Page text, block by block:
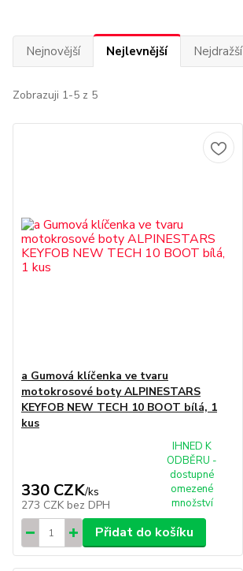
Nejnovější Nejlevnější Nejdražší
Zobrazuji 1-5 z 5
a Gumová klíčenka ve tvaru
motokrosové boty ALPINESTARS
KEYFOB NEW TECH 10 BOOT bílá, 1
kus
330 CZK/ks
273 CZK bez DPH
IHNED K
ODBĚRU -
dostupné
omezené
množství
Přidat do košíku